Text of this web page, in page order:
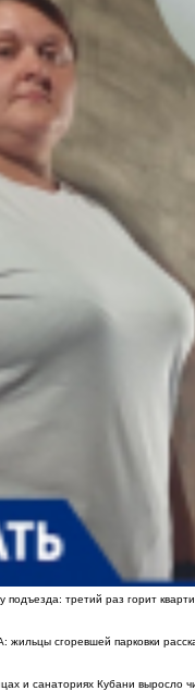
третий раз горит
сгоревшей парковки
и санаториях Кубани выросло